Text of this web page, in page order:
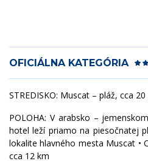
OFICIÁLNA KATEGÓRIA
STREDISKO: Muscat – pláž, cca
POLOHA: V arabsko –
hotel leží priamo na piesočnatej
lokalite hlavného mesta Muscat •
cca 12 km